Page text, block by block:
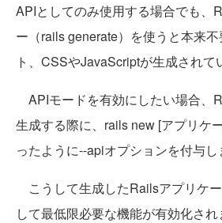
APIとしてのみ使用する場合でも、
ー（rails generate）を使うと本来
ト、CSSやJavaScriptが生成されて
APIモードを有効にしたい場合、
生成する際に、rails new [アプリケ
ったように--apiオプションを付与し
こうして生成したRailsアプリケ
して最低限必要な機能が有効化され